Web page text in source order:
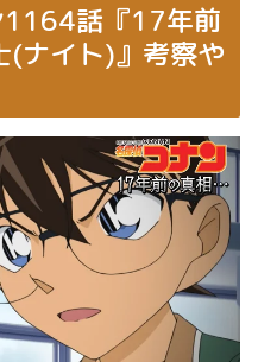
1164話『17年前
(ナイト)』考察や